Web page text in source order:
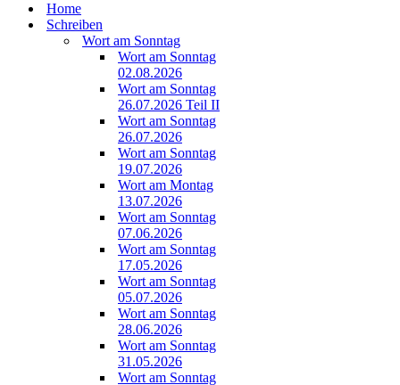
Home
Schreiben
Wort am Sonntag
Wort am Sonntag
02.08.2026
Wort am Sonntag
26.07.2026 Teil II
Wort am Sonntag
26.07.2026
Wort am Sonntag
19.07.2026
Wort am Montag
13.07.2026
Wort am Sonntag
07.06.2026
Wort am Sonntag
17.05.2026
Wort am Sonntag
05.07.2026
Wort am Sonntag
28.06.2026
Wort am Sonntag
31.05.2026
Wort am Sonntag